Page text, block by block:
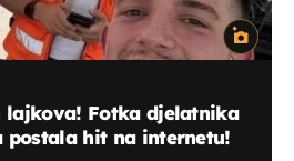
Fotka djelatnika
postala hit na internetu!